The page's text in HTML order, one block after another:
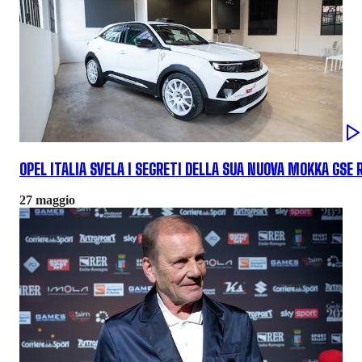
OPEL ITALIA SVELA I SEGRETI DELLA SUA NUOVA MOKKA GSE
27 maggio